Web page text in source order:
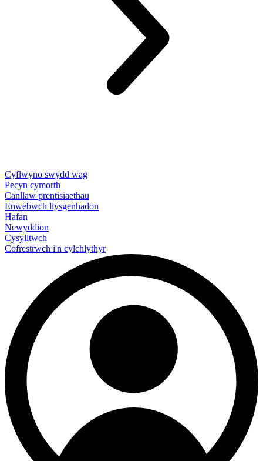
Cyflwyno swydd wag
Pecyn cymorth
Canllaw prentisiaethau
Enwebwch llysgenhadon
Hafan
Newyddion
Cysylltwch
Cofrestrwch i'n cylchlythyr